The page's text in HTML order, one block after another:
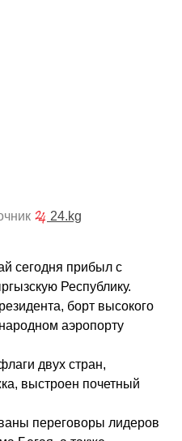
24.kg
сегодня прибыл с
Республику.
борт высокого
аэропорту
двух стран,
выстроен почетный
переговоры лидеров